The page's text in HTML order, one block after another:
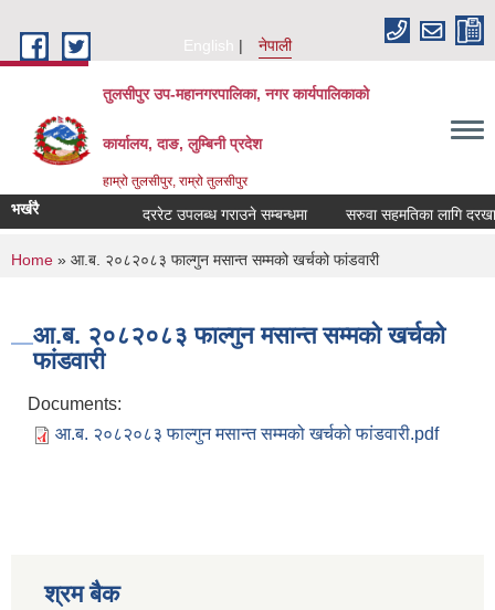
English
नेपाली
तुलसीपुर उप-महानगरपालिका, नगर कार्यपालिकाको
कार्यालय, दाङ, लुम्बिनी प्रदेश
हाम्रो तुलसीपुर, राम्रो तुलसीपुर
भर्खरै दररेट उपलब्ध गराउने सम्बन्धमा सरुवा सहमतिका लागि
You are here
Home » आ.ब. २०८२०८३ फाल्गुन मसान्त सम्मको खर्चको फांडवारी
आ.ब. २०८२०८३ फाल्गुन मसान्त सम्मको खर्चको
फांडवारी
Documents:
आ.ब. २०८२०८३ फाल्गुन मसान्त सम्मको खर्चको फांडवारी.pdf
श्रम बैक